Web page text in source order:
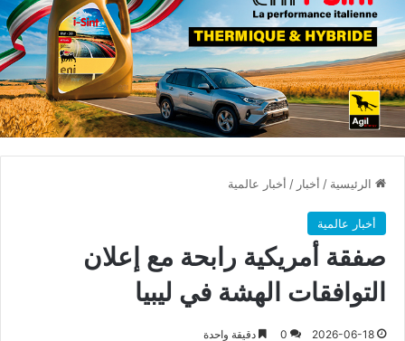
الرئيسية / أخبار / أخبار عالمية
أخبار عالمية
صفقة أمريكية رابحة مع إعلان
التوافقات الهشة في ليبيا
2026-06-18
0 دقيقة واحدة